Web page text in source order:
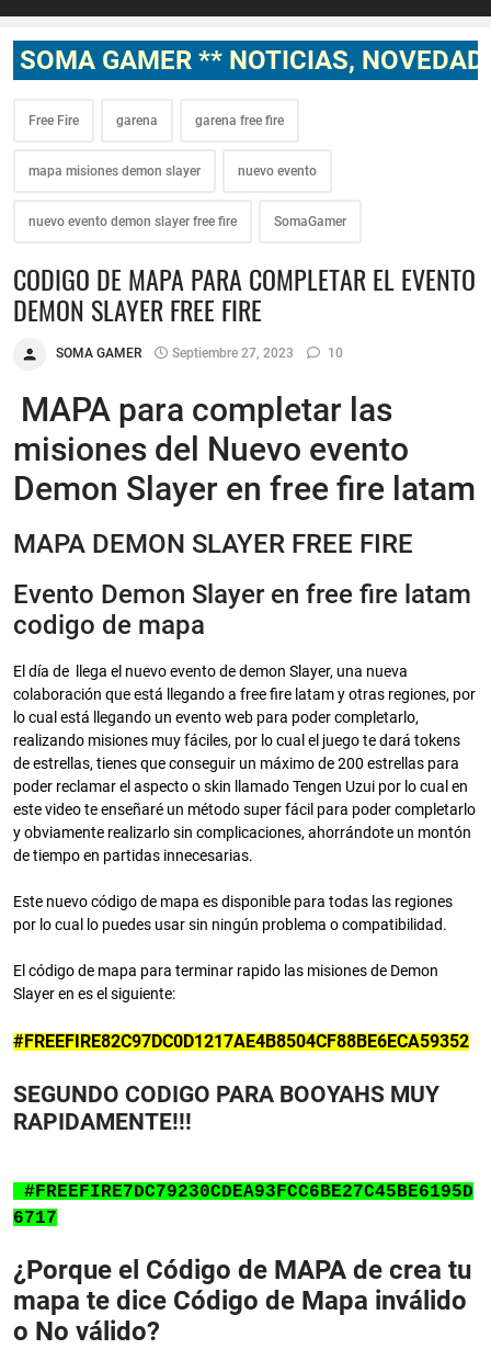
** NOTICIAS, NOVEDADES,
Free Fire garena garena free fire
mapa misiones demon slayer nuevo evento
nuevo evento demon slayer free fire SomaGamer
CODIGO DE MAPA PARA COMPLETAR EL EVENTO
DEMON SLAYER FREE FIRE
SOMA GAMER Septiembre 27, 2023 10
MAPA para completar las
misiones del Nuevo evento
Demon Slayer en free fire latam
MAPA DEMON SLAYER FREE FIRE
Evento Demon Slayer en free fire latam
codigo de mapa
El día de llega el nuevo evento de demon Slayer, una nueva
colaboración que está llegando a free fire latam y otras regiones, por
lo cual está llegando un evento web para poder completarlo,
realizando misiones muy fáciles, por lo cual el juego te dará tokens
de estrellas, tienes que conseguir un máximo de 200 estrellas para
poder reclamar el aspecto o skin llamado Tengen Uzui por lo cual en
este video te enseñaré un método super fácil para poder completarlo
y obviamente realizarlo sin complicaciones, ahorrándote un montón
de tiempo en partidas innecesarias.
Este nuevo código de mapa es disponible para todas las regiones
por lo cual lo puedes usar sin ningún problema o compatibilidad.
El código de mapa para terminar rapido las misiones de Demon
Slayer en es el siguiente:
#FREEFIRE82C97DC0D1217AE4B8504CF88BE6ECA59352
SEGUNDO CODIGO PARA BOOYAHS MUY
RAPIDAMENTE!!!
#FREEFIRE7DC79230CDEA93FCC6BE27C45BE6195D
6717
¿Porque el Código de MAPA de crea tu
mapa te dice Código de Mapa inválido
o No válido?